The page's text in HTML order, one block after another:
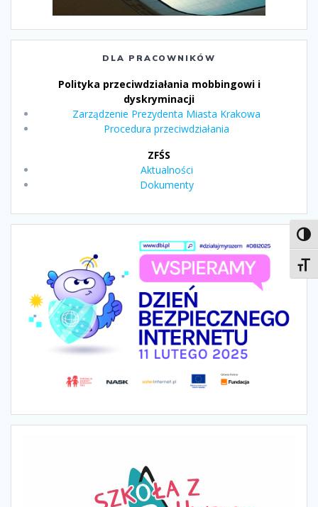
DLA PRACOWNIKÓW
Polityka przeciwdziałania mobbingowi i
dyskryminacji
Zarządzenie Prezydenta Miasta Krakowa
Procedura przeciwdziałania
ZFŚS
Aktualności
Dokumenty